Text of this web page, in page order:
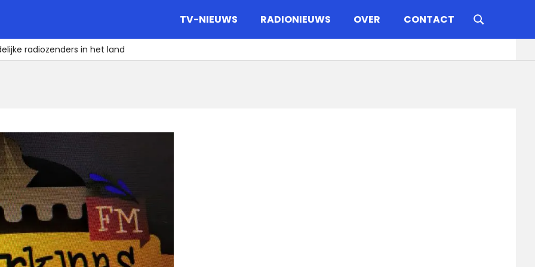
TV-NIEUWS RADIONIEUWS OVER CONTACT
radiozenders in het land